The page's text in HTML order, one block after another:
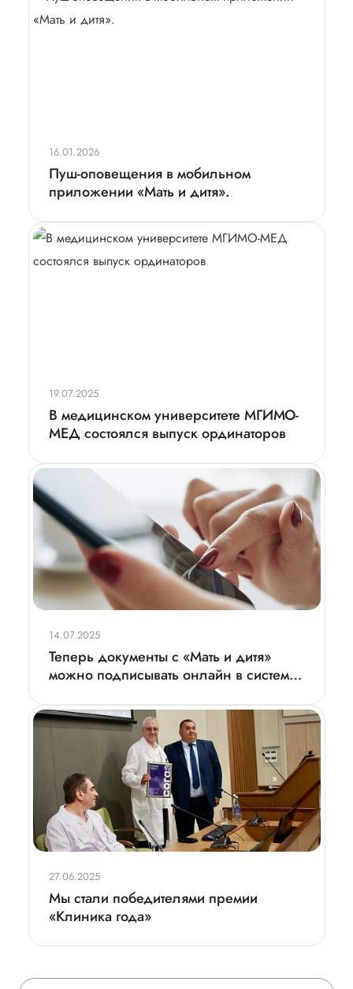
16.01.2026
Пуш-оповещения в мобильном
приложении «Мать и дитя».
19.07.2025
В медицинском университете МГИМО-
МЕД состоялся выпуск ординаторов
14.07.2025
Теперь документы с «Мать и дитя»
можно подписывать онлайн в системе
27.06.2025
Мы стали победителями премии
«Клиника года»